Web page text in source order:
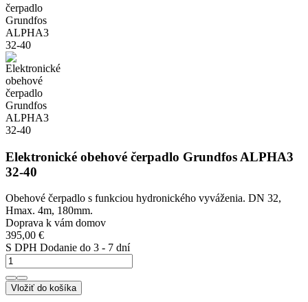
Elektronické obehové čerpadlo Grundfos ALPHA3
32-40
Obehové čerpadlo s funkciou hydronického vyváženia. DN 32,
Hmax. 4m, 180mm.
Doprava k vám domov
395,00 €
S DPH Dodanie do 3 - 7 dní
Vložiť do košíka